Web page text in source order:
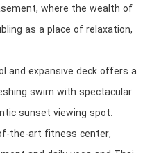
where the wealth of
as a place of relaxation,
and expansive deck offers a
swim with spectacular
sunset viewing spot.
the-art fitness center,